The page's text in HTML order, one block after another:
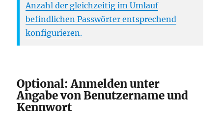
Anzahl der gleichzeitig im Umlauf
befindlichen Passwörter entsprechend
konfigurieren.
Optional: Anmelden unter
Angabe von Benutzername und
Kennwort